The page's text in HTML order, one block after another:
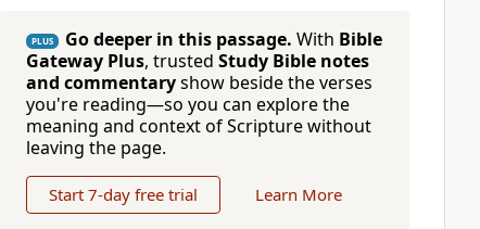
PLUS Go deeper in this passage. With Bible
Gateway Plus, trusted Study Bible notes
and commentaryshow beside the verses
you're reading—so you can explore the
meaning and context of Scripture without
leaving the page.
Start 7-day free trial Learn More